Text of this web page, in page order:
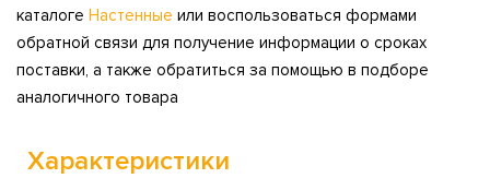
каталоге Настенные или воспользоваться формами
обратной связи для получение информации о сроках
поставки, а также обратиться за помощью в подборе
аналогичного товара
Характеристики